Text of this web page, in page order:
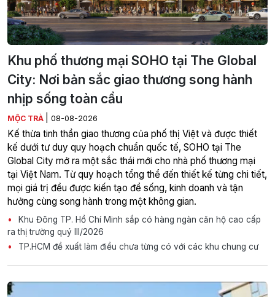
Khu phố thương mại SOHO tại The Global
City: Nơi bản sắc giao thương song hành
nhịp sống toàn cầu
MỘC TRÀ 08-08-2026
Kế thừa tinh thần giao thương của phố thị Việt và được thiết
kế dưới tư duy quy hoạch chuẩn quốc tế, SOHO tại The
Global City mở ra một sắc thái mới cho nhà phố thương mại
tại Việt Nam. Từ quy hoạch tổng thể đến thiết kế từng chi tiết,
mọi giá trị đều được kiến tạo để sống, kinh doanh và tận
hưởng cùng song hành trong một không gian.
Khu Đông TP. Hồ Chí Minh sắp có hàng ngàn căn hộ cao cấp
ra thị trường quý III/2026
TP.HCM đề xuất làm điều chưa từng có với các khu chung cư